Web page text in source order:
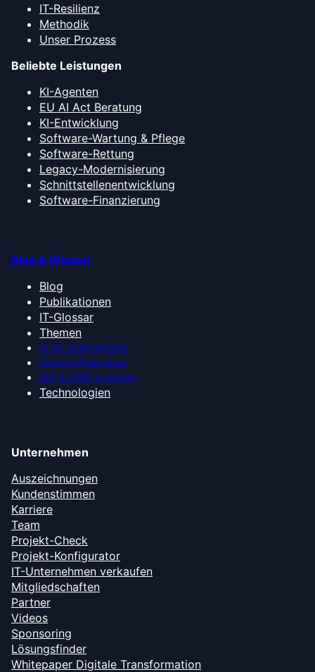
IT-Resilienz
Methodik
Unser Prozess
Beliebte Leistungen
KI-Agenten
EU AI Act Beratung
KI-Entwicklung
Software-Wartung & Pflege
Software-Rettung
Legacy-Modernisierung
Schnittstellenentwicklung
Software-Finanzierung
Blog & Wissen
Blog
Publikationen
IT-Glossar
Themen
KI für Unternehmen
Cloud-Infrastruktur
ERP & CRM-Systeme
Technologien
Unternehmen
Auszeichnungen
Kundenstimmen
Karriere
Team
Projekt-Check
Projekt-Konfigurator
IT-Unternehmen verkaufen
Mitgliedschaften
Partner
Videos
Sponsoring
Lösungsfinder
Whitepaper Digitale Transformation